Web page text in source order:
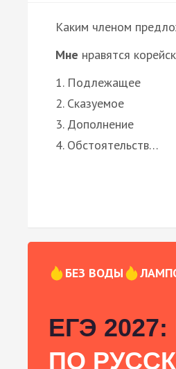
Каким членом
Мне нравятся
1. Подлежащее
2. Сказуемое
3. Дополнение
4. Обстоятельств…
БЕЗ ВОДЫ
ЕГЭ 2027:
ПО